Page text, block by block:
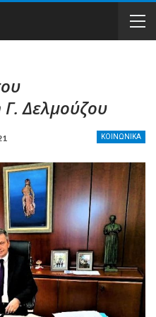
Γ. Δελμούζου
ΚΟΙΝΩΝΙΚΑ